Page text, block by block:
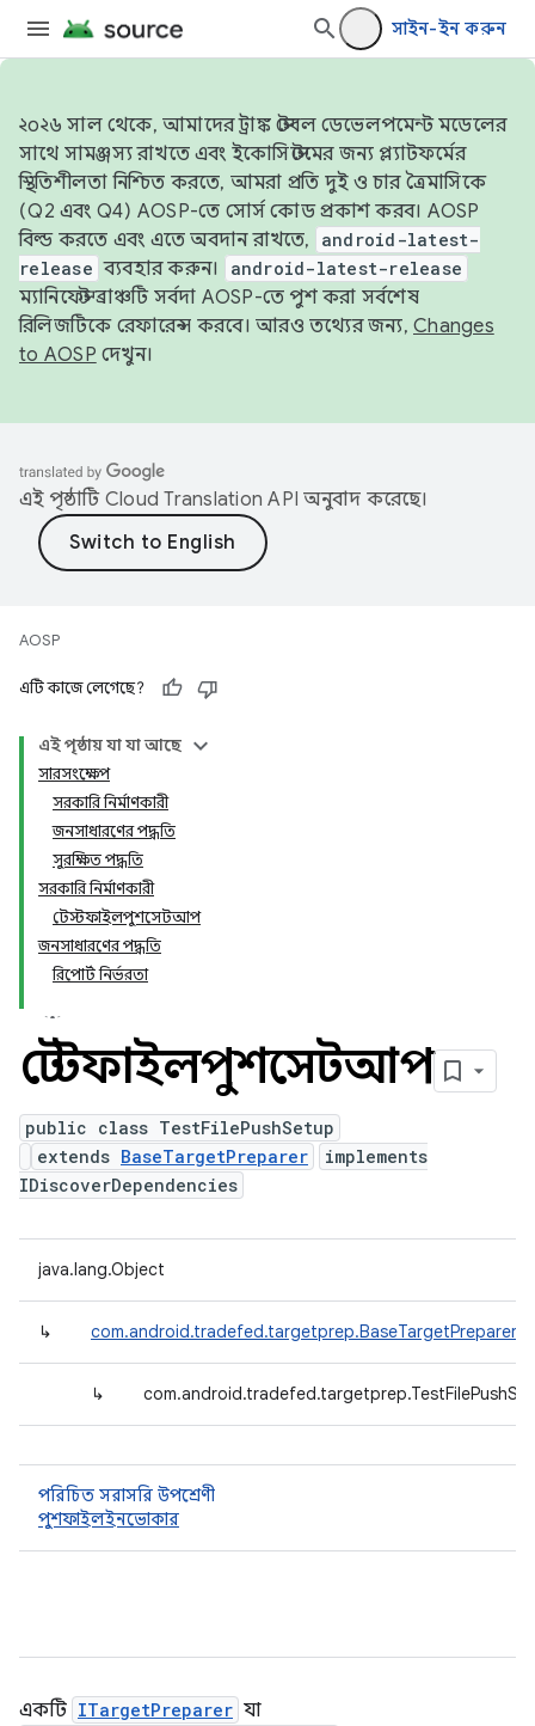
সাইন-ইন করুন
২০২৬ সাল থেকে, আমাদের ট্রাঙ্ক স্টেবল ডেভেলপমেন্ট মডেলের
সাথে সামঞ্জস্য রাখতে এবং ইকোসিস্টেমের জন্য প্ল্যাটফর্মের
স্থিতিশীলতা নিশ্চিত করতে, আমরা প্রতি দুই ও চার ত্রৈমাসিকে
(Q2 এবং Q4) AOSP-তে সোর্স কোড প্রকাশ করব। AOSP
বিল্ড করতে এবং এতে অবদান রাখতে,
android-latest-
release ব্যবহার করুন। android-latest-release
ম্যানিফেস্ট ব্রাঞ্চটি সর্বদা AOSP-তে পুশ করা সর্বশেষ
রিলিজটিকে রেফারেন্স করবে। আরও তথ্যের জন্য, Changes
to AOSP দেখুন।
এই পৃষ্ঠাটি Cloud Translation API অনুবাদ করেছে।
AOSP
এটি কাজে লেগেছে?
এই পৃষ্ঠায় যা যা আছে
সারসংক্ষেপ
সরকারি নির্মাণকারী
জনসাধারণের পদ্ধতি
সুরক্ষিত পদ্ধতি
সরকারি নির্মাণকারী
টেস্টফাইলপুশসেটআপ
জনসাধারণের পদ্ধতি
রিপোর্ট নির্ভরতা
টেস্টফাইলপুশসেটআপ
public class TestFilePushSetup
extends BaseTargetPreparer
implements
IDiscoverDependencies
java.lang.Object
↳ com.android.tradefed.targetprep.BaseTargetPreparer
↳
পরিচিত সরাসরি উপশ্রেণী
পুশফাইলইনভোকার
একটি ITargetPreparer যা